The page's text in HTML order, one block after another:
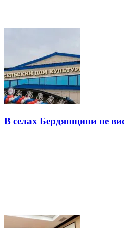
В селах Бердянщини не